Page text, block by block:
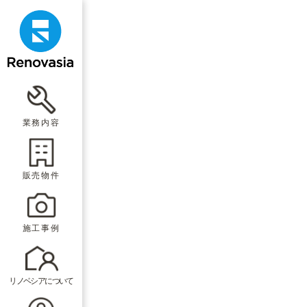
業務内容
販売物件
施工事例
リノベシアについて